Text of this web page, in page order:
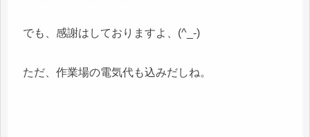
でも、感謝はしておりますよ、(^_-)
ただ、作業場の電気代も込みだしね。